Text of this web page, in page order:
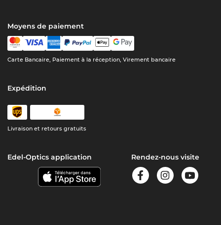
Moyens de paiement
Carte Bancaire, Paiement à la réception, Virement bancaire
Expédition
Livraison et retours gratuits
Edel-Optics application Rendez-nous visite